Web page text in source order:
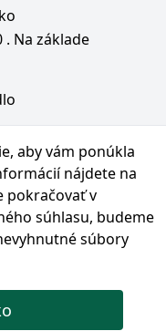
aby vám ponúkla
nájdete na
pokračovať v
súhlasu, budeme
súbory
. Na základe
06 Bratislava - m. č.